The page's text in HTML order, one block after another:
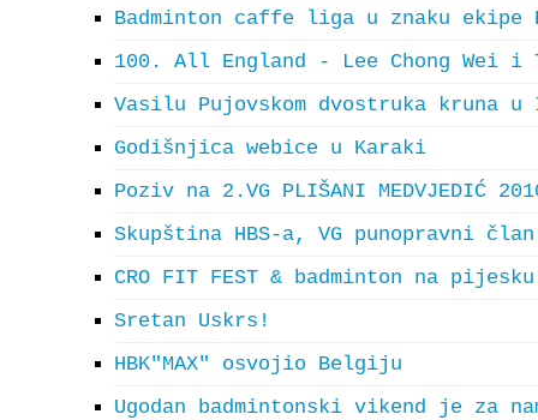
Badminton caffe liga u znaku ekipe
100. All England - Lee Chong Wei i
Vasilu Pujovskom dvostruka kruna
Godišnjica webice u Karaki
Poziv na 2.VG PLIŠANI MEDVJEDIĆ
Skupština HBS-a, VG punopravni
CRO FIT FEST & badminton na pijesku
Sretan Uskrs!
HBK"MAX" osvojio Belgiju
Ugodan badmintonski vikend je za